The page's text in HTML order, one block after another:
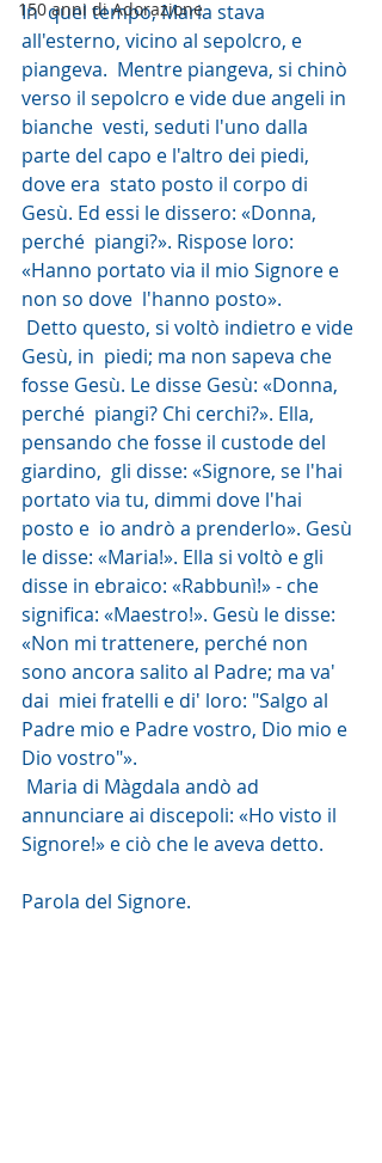
150 anni di Adorazione
In  quel tempo, Maria stava
all'esterno, vicino al sepolcro, e
piangeva.  Mentre piangeva, si chinò
verso il sepolcro e vide due angeli in
bianche  vesti, seduti l'uno dalla
parte del capo e l'altro dei piedi,
dove era  stato posto il corpo di
Gesù. Ed essi le dissero: «Donna,
perché  piangi?». Rispose loro:
«Hanno portato via il mio Signore e
non so dove  l'hanno posto».
Gesù, in  piedi; ma non sapeva che
fosse Gesù. Le disse Gesù: «Donna,
perché  piangi? Chi cerchi?». Ella,
pensando che fosse il custode del
giardino,  gli disse: «Signore, se l'hai
portato via tu, dimmi dove l'hai
posto e  io andrò a prenderlo». Gesù
le disse: «Maria!». Ella si voltò e gli
disse in ebraico: «Rabbunì!» - che
significa: «Maestro!». Gesù le disse:
«Non mi trattenere, perché non
sono ancora salito al Padre; ma va'
dai  miei fratelli e di' loro: "Salgo al
Padre mio e Padre vostro, Dio mio e
Dio vostro"».
annunciare ai discepoli: «Ho visto il
Signore!» e ciò che le aveva detto.
Parola del Signore.